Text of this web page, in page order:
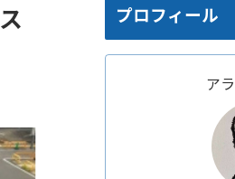
プロフィール
ア